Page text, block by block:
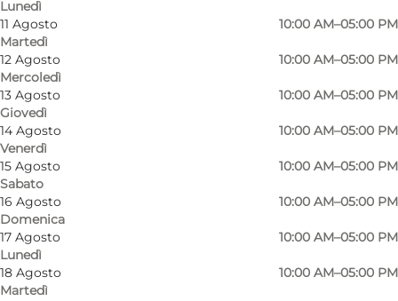
Lunedì
11 Agosto
Martedì
10:00 AM–05:00 PM
12 Agosto
Mercoledì
10:00 AM–05:00 PM
13 Agosto
Giovedì
10:00 AM–05:00 PM
14 Agosto
Venerdì
10:00 AM–05:00 PM
15 Agosto
Sabato
10:00 AM–05:00 PM
16 Agosto
Domenica
10:00 AM–05:00 PM
17 Agosto
Lunedì
10:00 AM–05:00 PM
18 Agosto
Martedì
10:00 AM–05:00 PM
Foto: Foto: